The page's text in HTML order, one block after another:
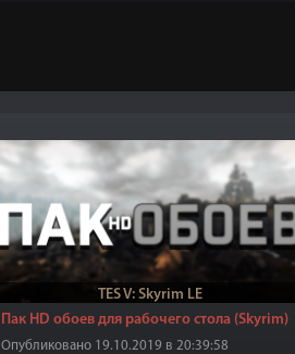
TES V: Skyrim LE
Пак HD обоев для рабочего стола (Skyrim)
Опубликовано 19.10.2019 в 20:39:58